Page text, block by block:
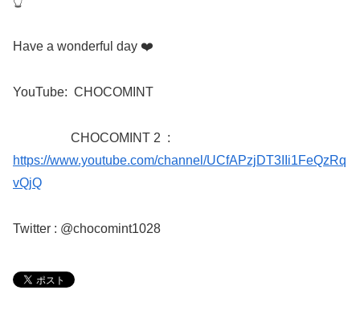
Have a wonderful day ❤️
YouTube: CHOCOMINT
CHOCOMINT 2 :
https://www.youtube.com/channel/UCfAPzjDT3IIi1FeQzRq
vQjQ
Twitter : @chocomint1028